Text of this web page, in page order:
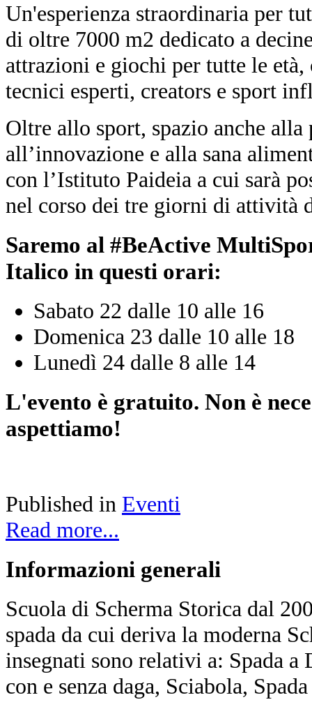
Un'esperienza straordinaria per
di oltre 7000 m2 dedicato a
attrazioni e giochi per tutte le
tecnici esperti, creators e sport
Oltre allo sport, spazio anche
all’innovazione e alla sana
con l’Istituto Paideia a cui sarà
nel corso dei tre giorni di attività
Saremo al #BeActive
Italico in questi orari:
Sabato 22 dalle 10 alle 16
Domenica 23 dalle 10 alle 18
Lunedì 24 dalle 8 alle 14
L'evento è gratuito. Non è
aspettiamo!
Published in Eventi
Read more...
Informazioni generali
Scuola di Scherma Storica dal
spada da cui deriva la moderna
insegnati sono relativi a: Spada a
con e senza daga, Sciabola,